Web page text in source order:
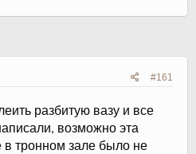
#161
разбитую вазу и все
возможно эта
в тронном зале было не